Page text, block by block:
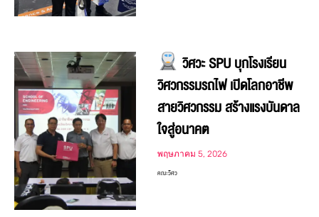
วิศวะ SPU บุกโรงเรียน
วิศวกรรมรถไฟ เปิดโลกอาชีพ
สายวิศวกรรม สร้างแรงบันดาล
ใจสู่อนาคต
พฤษภาคม 5, 2026
คณะวิศว